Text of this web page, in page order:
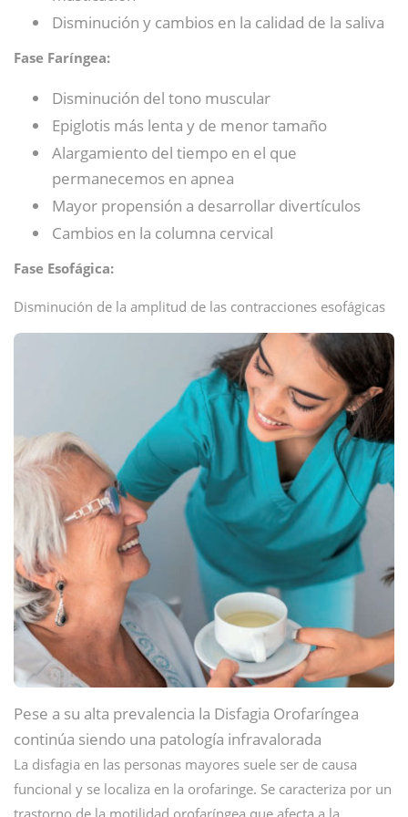
Disminución y cambios en la calidad de la saliva
Fase Faríngea:
Disminución del tono muscular
Epiglotis más lenta y de menor tamaño
Alargamiento del tiempo en el que
permanecemos en apnea
Mayor propensión a desarrollar divertículos
Cambios en la columna cervical
Fase Esofágica:
Disminución de la amplitud de las contracciones esofágicas
Pese a su alta prevalencia la Disfagia Orofaríngea
continúa siendo una patología infravalorada
La disfagia en las personas mayores suele ser de causa
funcional y se localiza en la orofaringe. Se caracteriza por un
trastorno de la motilidad orofaríngea que afecta a la